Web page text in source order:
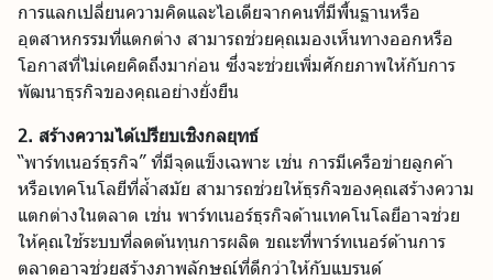
การแลกเปลี่ยนความคิดและไอเดียจากคนที่มีพื้นฐานหรือ
อุตสาหกรรมที่แตกต่าง สามารถช่วยคุณมองเห็นทางออกหรือ
โอกาสที่ไม่เคยคิดถึงมาก่อน ซึ่งจะช่วยเพิ่มศักยภาพให้กับการ
พัฒนาธุรกิจของคุณอย่างยั่งยืน
2. สร้างความได้เปรียบเชิงกลยุทธ์
“พาร์ทเนอร์ธุรกิจ” ที่มีจุดแข็งเฉพาะ เช่น การมีเครือข่ายลูกค้า
หรือเทคโนโลยีที่ล้ำสมัย สามารถช่วยให้ธุรกิจของคุณสร้างความ
แตกต่างในตลาด เช่น พาร์ทเนอร์ธุรกิจด้านเทคโนโลยีอาจช่วย
ให้คุณใช้ระบบที่ลดต้นทุนการผลิต ขณะที่พาร์ทเนอร์ด้านการ
ตลาดอาจช่วยสร้างภาพลักษณ์ที่ดีกว่าให้กับแบรนด์